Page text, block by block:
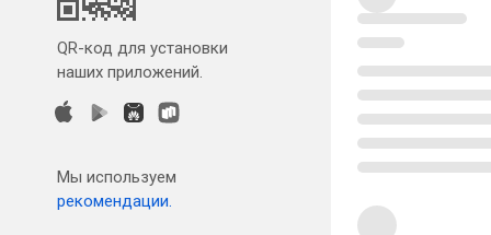
QR-код для установки
наших приложений.
Мы используем
рекомендации.